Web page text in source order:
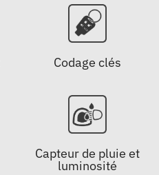
Codage clés
Capteur de pluie et
luminosité